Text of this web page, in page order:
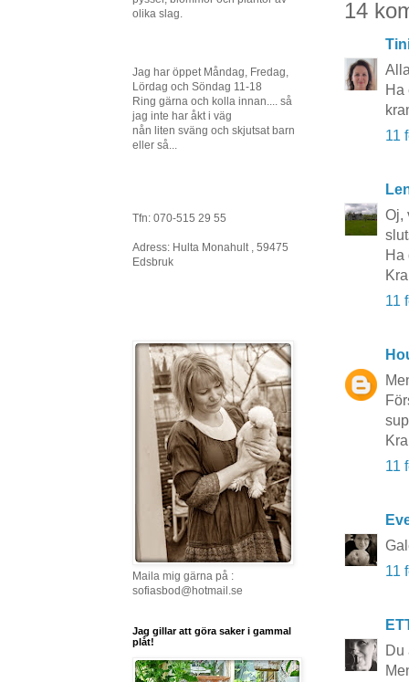
14
Ha
11
Oj,
Ha
11
11
11
Du
olika slag.
Jag har öppet Måndag, Fredag,
Lördag och Söndag 11-18
Ring gärna och kolla innan.... så
jag inte har åkt i väg
nån liten sväng och skjutsat barn
eller så...
Tfn: 070-515 29 55
Adress: Hulta Monahult , 59475
Edsbruk
Maila mig gärna på :
sofiasbod@hotmail.se
Jag gillar att göra saker i gammal
plåt!